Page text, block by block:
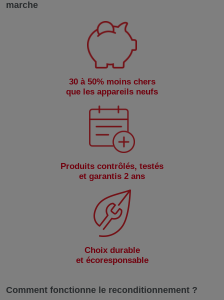
marche
30 à 50% moins chers
que les appareils neufs
Produits contrôlés, testés
et garantis 2 ans
Choix durable
et écoresponsable
Comment fonctionne le reconditionnement ?